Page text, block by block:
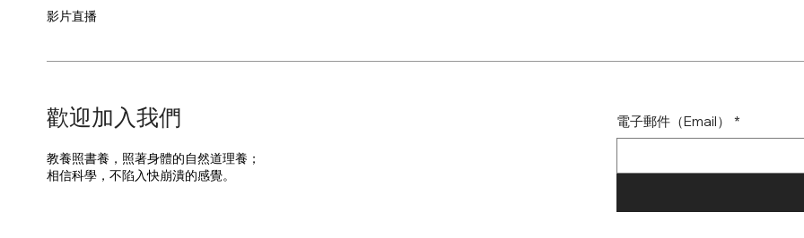
影片直播
​歡迎加入我們
教養照書養，照著身體的自然道理養；
​相信科學，不陷入快崩潰的感覺。
電子郵件（Email） *